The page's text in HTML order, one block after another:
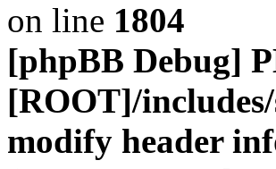
on line 1804
[phpBB Debug]
[ROOT]/
modify header